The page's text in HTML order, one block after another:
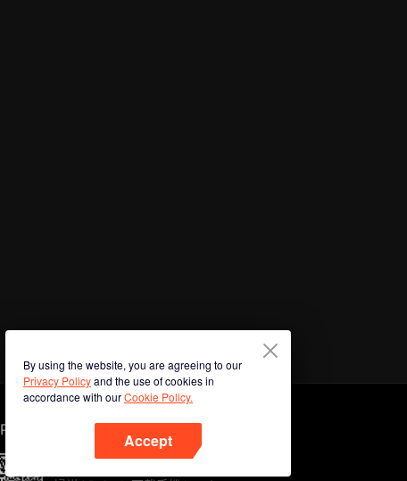
By using the website, you are agreeing to our
Privacy Policyand the use of cookies in
accordance with ourCookie Policy.
Accept
Phone